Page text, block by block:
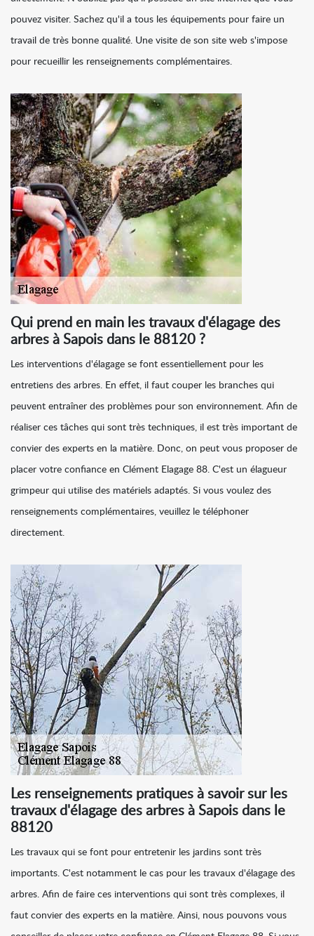
pouvez visiter. Sachez qu'il a tous les équipements pour faire un
travail de très bonne qualité. Une visite de son site web s'impose
pour recueillir les renseignements complémentaires.
Qui prend en main les travaux d'élagage des
arbres à Sapois dans le 88120 ?
Les interventions d'élagage se font essentiellement pour les
entretiens des arbres. En effet, il faut couper les branches qui
peuvent entraîner des problèmes pour son environnement. Afin de
réaliser ces tâches qui sont très techniques, il est très important de
convier des experts en la matière. Donc, on peut vous proposer de
placer votre confiance en Clément Elagage 88. C'est un élagueur
grimpeur qui utilise des matériels adaptés. Si vous voulez des
renseignements complémentaires, veuillez le téléphoner
directement.
Les renseignements pratiques à savoir sur les
travaux d'élagage des arbres à Sapois dans le
88120
Les travaux qui se font pour entretenir les jardins sont très
importants. C'est notamment le cas pour les travaux d'élagage des
arbres. Afin de faire ces interventions qui sont très complexes, il
faut convier des experts en la matière. Ainsi, nous pouvons vous